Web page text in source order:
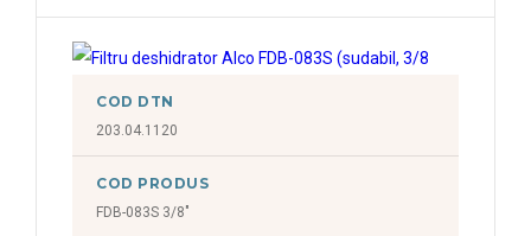
COD DTN
203.04.1120
COD PRODUS
FDB-083S 3/8"